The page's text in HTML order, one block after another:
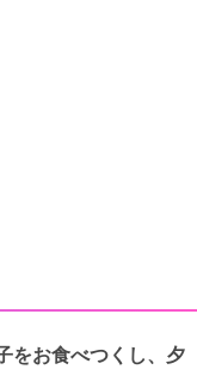
をお食べつくし、夕